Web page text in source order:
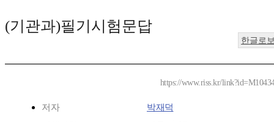
(기관과)필기시험문답
한글로
https://www.riss.kr/
저자 박재덕